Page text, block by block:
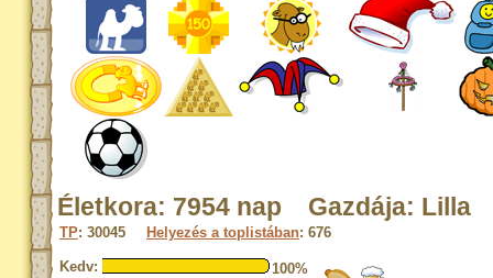
Életkora: 7954 nap Gazdája: Lilla
TP: 30045 Helyezés a toplistában: 676
Kedv:
100%